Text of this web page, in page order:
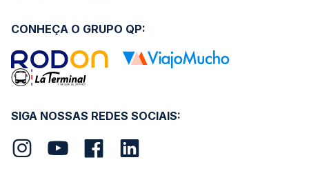
SIGA NOSSAS REDES SOCIAIS:
CONHEÇA O GRUPO QP: